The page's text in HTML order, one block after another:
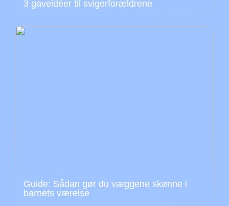
3 gaveidéer til svigerforældrene
Guide: Sådan gør du væggene skønne i
barnets værelse